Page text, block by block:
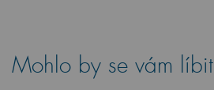
Mohlo by se vám líbit